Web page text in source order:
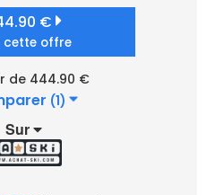
€
cette offre
de 444.90 €
(1)
Sur